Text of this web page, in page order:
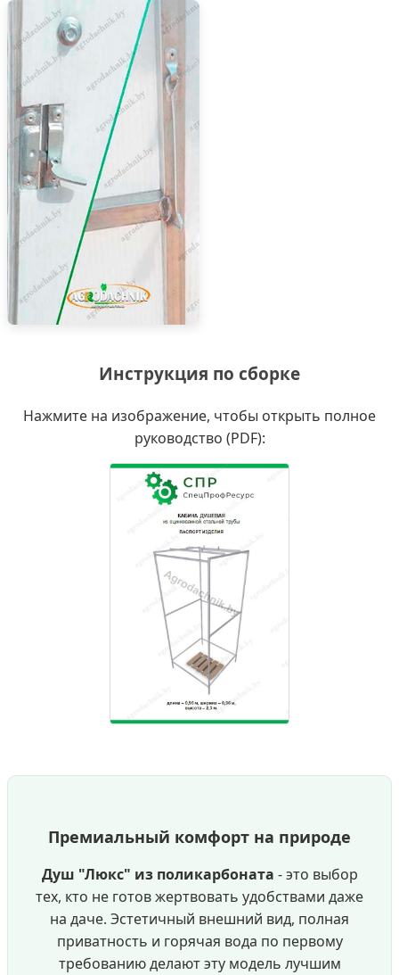
Инструкция по сборке
Нажмите на изображение, чтобы открыть полное
руководство (PDF):
Премиальный комфорт на природе
Душ "Люкс" из поликарбоната - это выбор
тех, кто не готов жертвовать удобствами даже
на даче. Эстетичный внешний вид, полная
приватность и горячая вода по первому
требованию делают эту модель лучшим